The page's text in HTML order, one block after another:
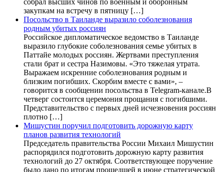
собрал высших чинов по военным и оборонным
закупкам на встречу в пятницу […]
Посольство в Таиланде выразило соболезнования
родным убитых россиян
Российское дипломатическое ведомство в Таиланде
выразило глубокие соболезнования семье убитых в
Паттайе молодых россиян. Жертвами преступления
стали брат и сестра Назимовы. «Это тяжелая утрата.
Выражаем искренние соболезнования родным и
близким погибших. Скорбим вместе с вами», –
говорится в сообщении посольства в Telegram-канале.В
четверг состоится церемония прощания с погибшими.
Представительство с первых дней исчезновения россиян
плотно […]
Мишустин поручил подготовить дорожную карту
планов развития технологий
Председатель правительства России Михаил Мишустин
распорядился подготовить дорожную карту развития
технологий до 27 октября. Соответствующее поручение
было дано по итогам прошедшей в июне стратегической